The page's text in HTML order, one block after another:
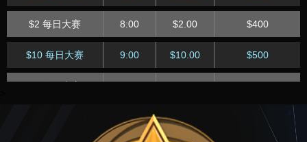
$20 每日急速 18:45 $20 $1,750
$5 每日急速 18:45 $5 $1,000
$1 每日急速 18:45 $1.00 $250
$5 每日快速 11:15 $5.00 $200
$1 每日快速 11:15 $1 $100
$60 每日快速 12:15 $60 $600
$2 每日大赛 8:00 $2.00 $400
$10 每日大赛 9:00 $10.00 $500
11:00 $15.00 $400